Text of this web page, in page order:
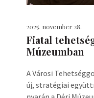
2025. november 28.
Fiatal
Múzeumban
A Városi
új, stratégiai